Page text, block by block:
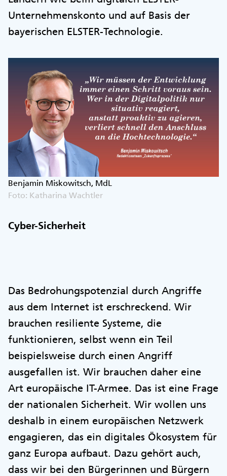
Unternehmenskonto und auf Basis der
bayerischen ELSTER-Technologie.
Benjamin Miskowitsch, MdL
Foto: Katharina Wachtler
Cyber-Sicherheit
Das Bedrohungspotenzial durch Angriffe
aus dem Internet ist erschreckend. Wir
brauchen resiliente Systeme, die
funktionieren, selbst wenn ein Teil
beispielsweise durch einen Angriff
ausgefallen ist. Wir brauchen daher eine
Art europäische IT-Armee. Das ist eine Frage
der nationalen Sicherheit. Wir wollen uns
deshalb in einem europäischen Netzwerk
engagieren, das ein digitales Ökosystem für
ganz Europa aufbaut. Dazu gehört auch,
dass wir bei den Bürgerinnen und Bürgern